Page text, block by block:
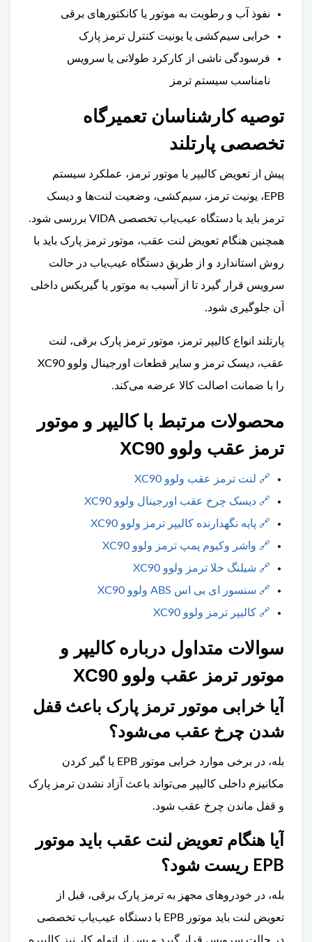
نفوذ آب و رطوبت به موتور یا کانکتورهای برقی
خرابی سیم‌کشی یا یونیت کنترل ترمز پارک
فرسودگی ناشی از کارکرد طولانی یا سرویس
نامناسب سیستم ترمز
توصیه کارشناسان تعمیرگاه
تخصصی پارتلند
پیش از تعویض کالیپر یا موتور ترمز، عملکرد سیستم
EPB، یونیت ترمز، سیم‌کشی، وضعیت لنت‌ها و دیسک
ترمز باید با دستگاه عیب‌یاب تخصصی VIDA بررسی شود.
همچنین هنگام تعویض لنت عقب، موتور ترمز پارک باید با
روش استاندارد و از طریق دستگاه عیب‌یاب در حالت
سرویس قرار گیرد تا از آسیب به موتور یا گیربکس داخلی
آن جلوگیری شود.
پارتلند انواع کالیپر ترمز، موتور ترمز پارک برقی، لنت
عقب، دیسک ترمز و سایر قطعات اورجینال ولوو XC90
را با ضمانت اصالت کالا عرضه می‌کند.
محصولات مرتبط با کالیپر و موتور
ترمز عقب ولوو XC90
🔗 لنت ترمز عقب ولوو XC90
🔗 دیسک چرخ عقب اورجینال ولوو XC90
🔗 پایه نگهدارنده کالیپر ترمز ولوو XC90
🔗 واشر وکیوم پمپ ترمز ولوو XC90
🔗 شیلنگ خلا ترمز ولوو XC90
🔗 سنسور ای بی اس ABS ولوو XC90
🔗 کالیپر ترمز ولوو XC90
سوالات متداول درباره کالیپر و
موتور ترمز عقب ولوو XC90
آیا خرابی موتور ترمز پارک باعث قفل
شدن چرخ عقب می‌شود؟
بله، در برخی موارد خرابی موتور EPB یا گیر کردن
مکانیزم داخلی کالیپر می‌تواند باعث آزاد نشدن ترمز پارک
و قفل ماندن چرخ عقب شود.
آیا هنگام تعویض لنت عقب باید موتور
EPB ریست شود؟
بله، در خودروهای مجهز به ترمز پارک برقی، قبل از
تعویض لنت باید موتور EPB با دستگاه عیب‌یاب تخصصی
در حالت سرویس قرار گیرد و پس از اتمام کار نیز کالیبره